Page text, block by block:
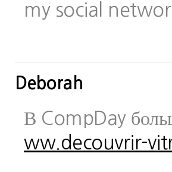
my social
Deborah
В CompDay
ww.decouvrir-